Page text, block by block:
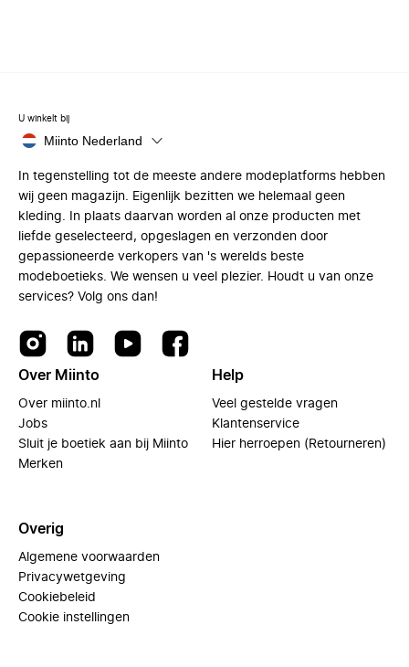
U winkelt bij
Miinto Nederland
In tegenstelling tot de meeste andere modeplatforms hebben
wij geen magazijn. Eigenlijk bezitten we helemaal geen
kleding. In plaats daarvan worden al onze producten met
liefde geselecteerd, opgeslagen en verzonden door
gepassioneerde verkopers van 's werelds beste
modeboetieks. We wensen u veel plezier. Houdt u van onze
services? Volg ons dan!
Over Miinto
Over miinto.nl
Jobs
Sluit je boetiek aan bij Miinto
Merken
Help
Veel gestelde vragen
Klantenservice
Hier herroepen (Retourneren)
Overig
Algemene voorwaarden
Privacywetgeving
Cookiebeleid
Cookie instellingen